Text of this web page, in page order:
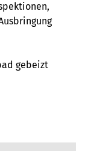
gebeizt